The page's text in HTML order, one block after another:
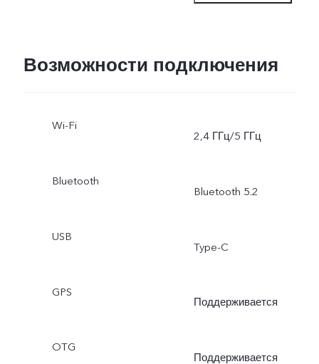
Beauty, видео Dual-View,
дополненной
глазам, ночной режим,
Возможности подключения
Wi-Fi
2,4 ГГц/5 ГГц
Bluetooth
Bluetooth 5.2
USB
Type-C
GPS
Поддерживается
OTG
Поддерживается